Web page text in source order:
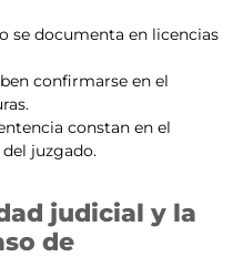
se documenta en licencias
confirmarse en el
constan en el
juzgado.
judicial y la
de